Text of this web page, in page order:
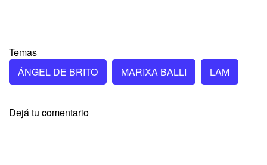
Temas
ÁNGEL DE BRITO
MARIXA BALLI LAM
Dejá tu comentario